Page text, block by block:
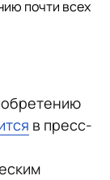
почти всех
в пресс-